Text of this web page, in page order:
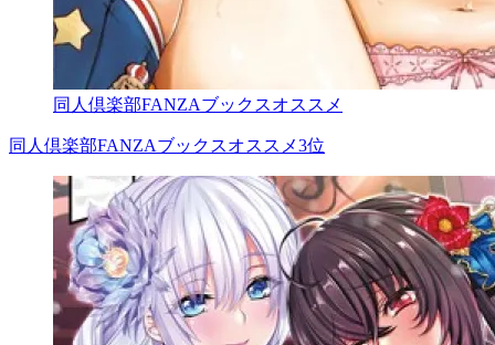
同人倶楽部FANZAブックスオススメ
同人倶楽部FANZAブックスオススメ3位